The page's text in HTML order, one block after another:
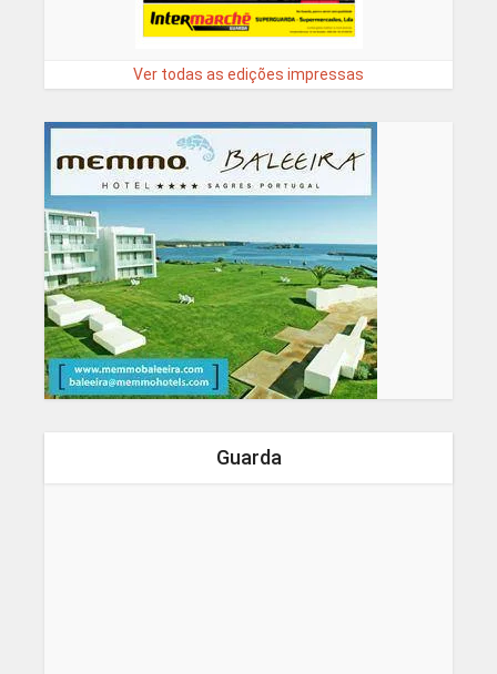
Ver todas as edições impressas
Guarda